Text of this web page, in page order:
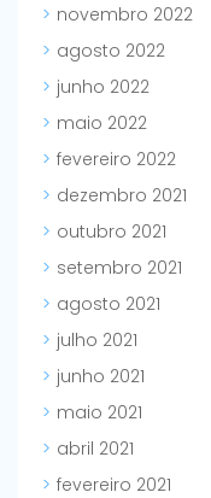
novembro 2022
agosto 2022
junho 2022
maio 2022
fevereiro 2022
dezembro 2021
outubro 2021
setembro 2021
agosto 2021
julho 2021
junho 2021
maio 2021
abril 2021
fevereiro 2021